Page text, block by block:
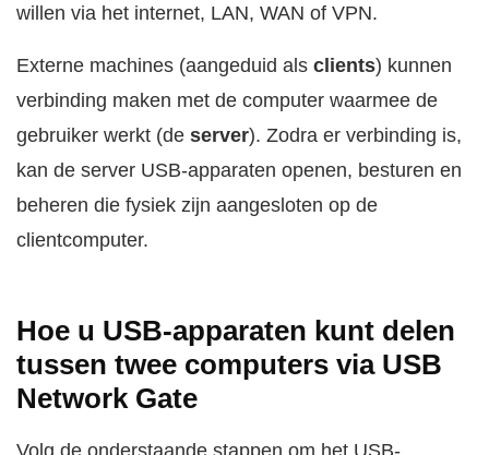
willen via het internet, LAN, WAN of VPN.
Externe machines (aangeduid als clients) kunnen
verbinding maken met de computer waarmee de
gebruiker werkt (de server). Zodra er verbinding is,
kan de server USB-apparaten openen, besturen en
beheren die fysiek zijn aangesloten op de
clientcomputer.
Hoe u USB-apparaten kunt delen
tussen twee computers via USB
Network Gate
Volg de onderstaande stappen om het USB-